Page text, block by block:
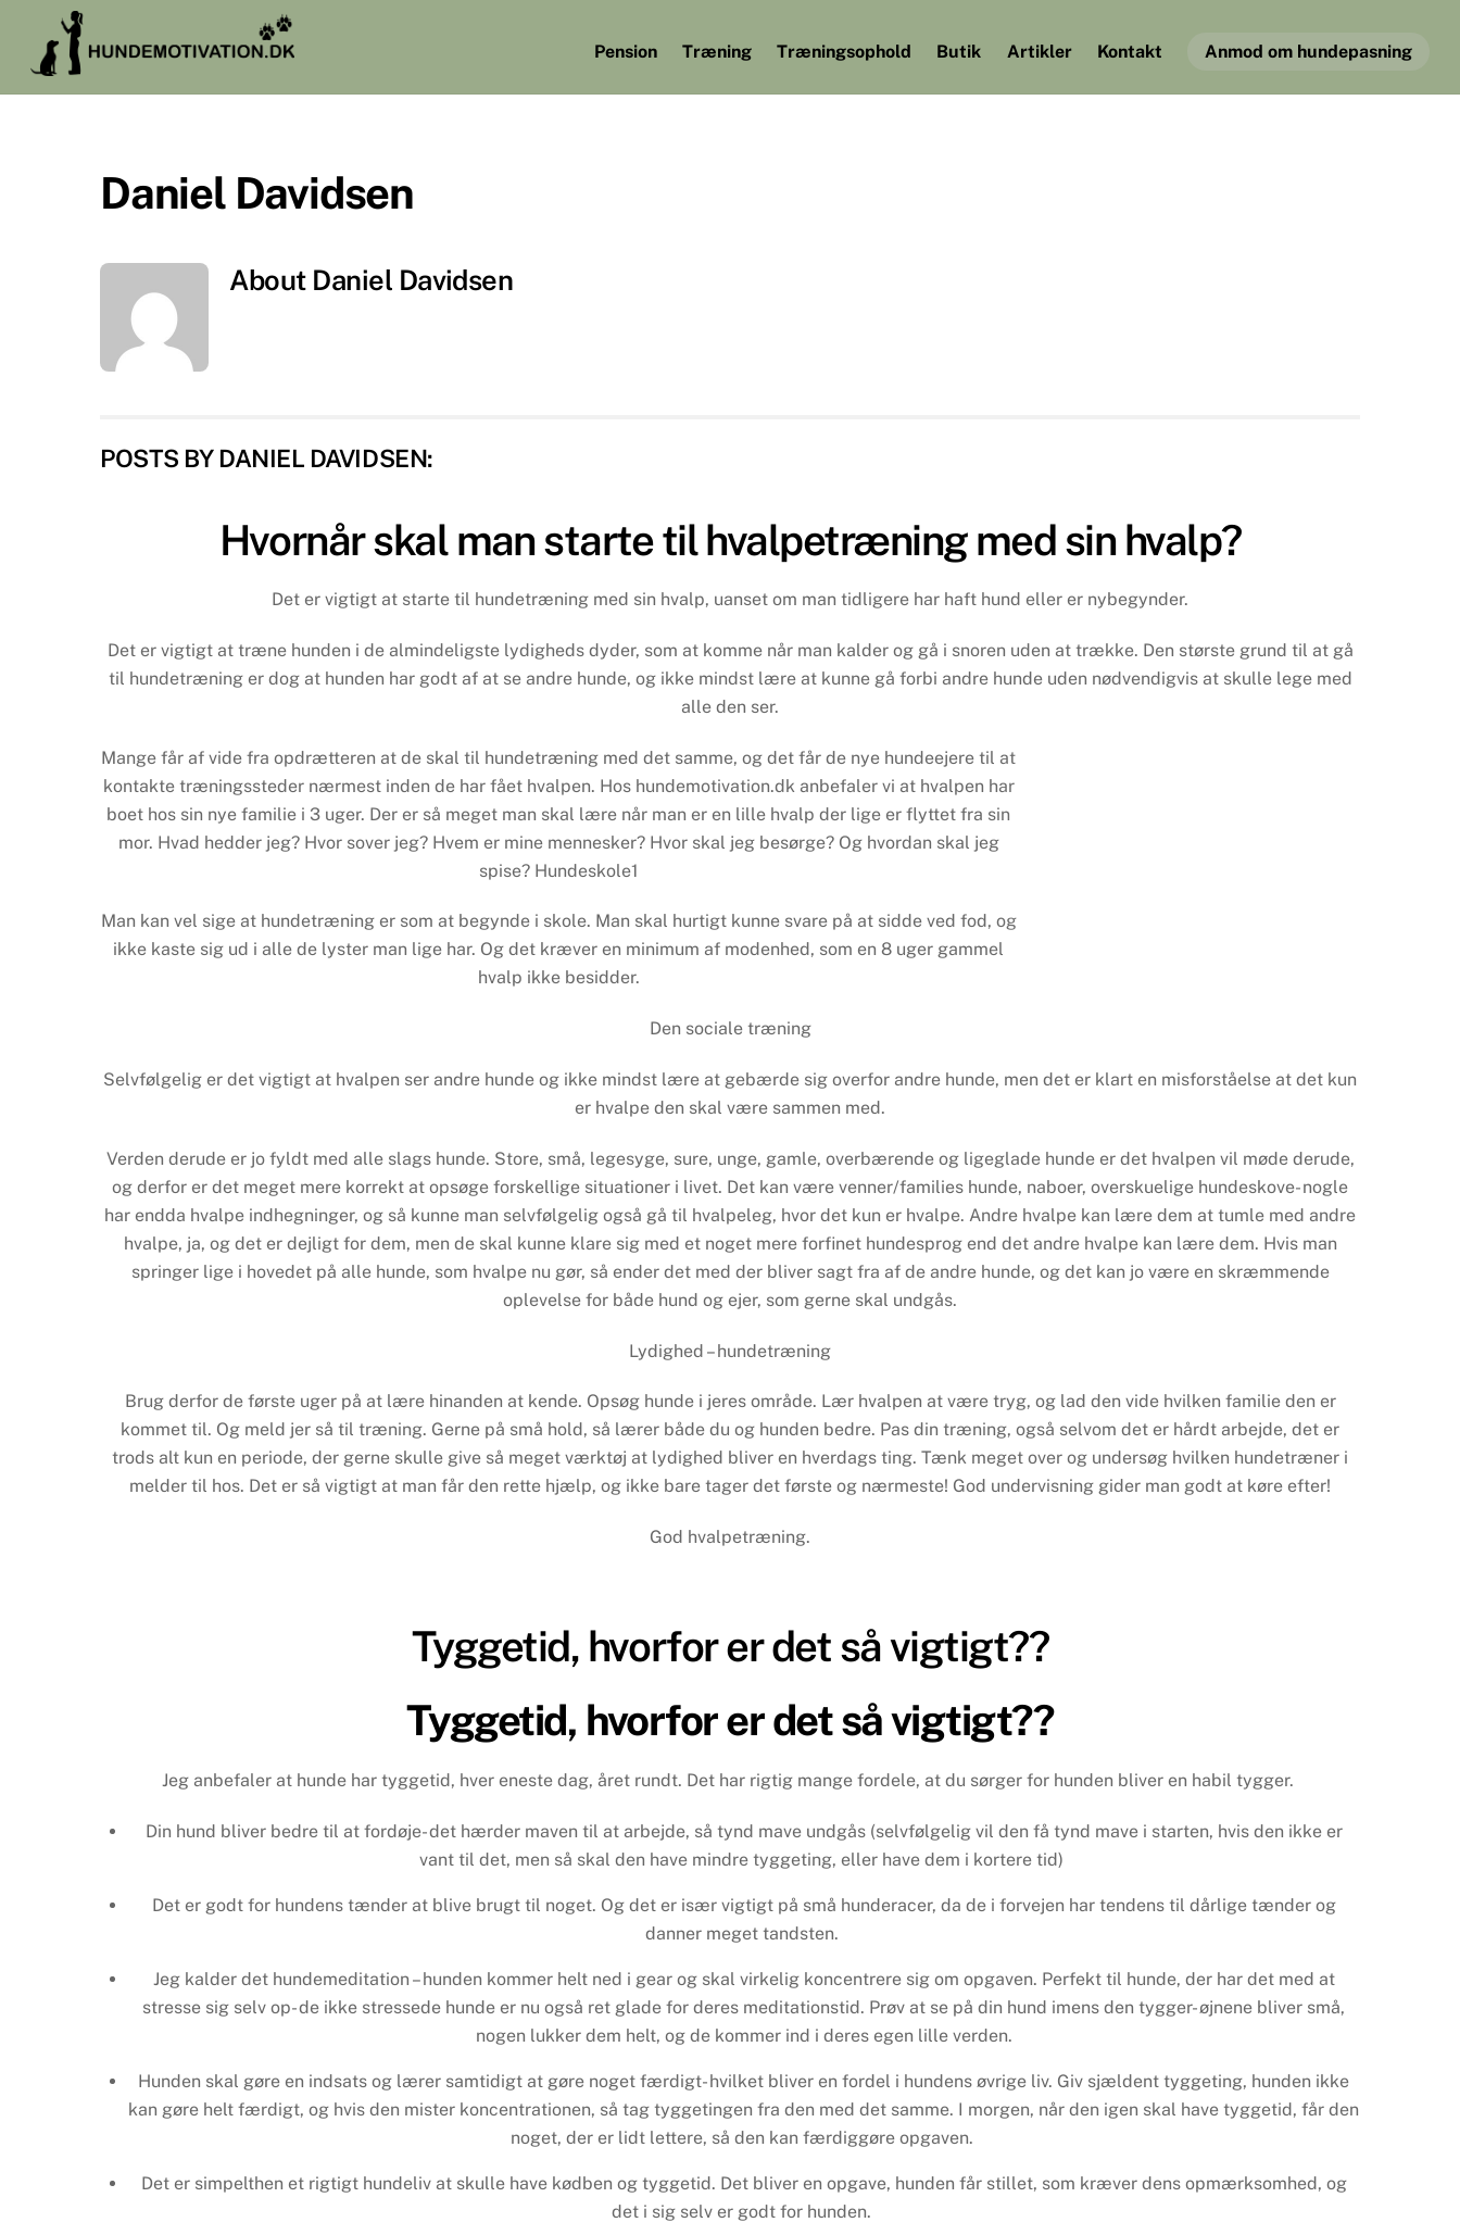
content
Pension Træning Træningsophold Butik Artikler Kontakt Anmod om hundepasning
Daniel Davidsen
About Daniel Davidsen
POSTS BY DANIEL DAVIDSEN:
Hvornår skal man starte til hvalpetræning med sin hvalp?
Det er vigtigt at starte til hundetræning med sin hvalp, uanset om man tidligere har haft hund eller er nybegynder.
Det er vigtigt at træne hunden i de almindeligste lydigheds dyder, som at komme når man kalder og gå i snoren uden at trække. Den største grund til at gå
til hundetræning er dog at hunden har godt af at se andre hunde, og ikke mindst lære at kunne gå forbi andre hunde uden nødvendigvis at skulle lege med
alle den ser.
Mange får af vide fra opdrætteren at de skal til hundetræning med det samme, og det får de nye hundeejere til at
kontakte træningssteder nærmest inden de har fået hvalpen. Hos hundemotivation.dk anbefaler vi at hvalpen har
boet hos sin nye familie i 3 uger. Der er så meget man skal lære når man er en lille hvalp der lige er flyttet fra sin
mor. Hvad hedder jeg? Hvor sover jeg? Hvem er mine mennesker? Hvor skal jeg besørge? Og hvordan skal jeg
spise? Hundeskole1
Man kan vel sige at hundetræning er som at begynde i skole. Man skal hurtigt kunne svare på at sidde ved fod, og
ikke kaste sig ud i alle de lyster man lige har. Og det kræver en minimum af modenhed, som en 8 uger gammel
hvalp ikke besidder.
Den sociale træning
Selvfølgelig er det vigtigt at hvalpen ser andre hunde og ikke mindst lære at gebærde sig overfor andre hunde, men det er klart en misforståelse at det kun
er hvalpe den skal være sammen med.
Verden derude er jo fyldt med alle slags hunde. Store, små, legesyge, sure, unge, gamle, overbærende og ligeglade hunde er det hvalpen vil møde derude,
og derfor er det meget mere korrekt at opsøge forskellige situationer i livet. Det kan være venner/families hunde, naboer, overskuelige hundeskove- nogle
har endda hvalpe indhegninger, og så kunne man selvfølgelig også gå til hvalpeleg, hvor det kun er hvalpe. Andre hvalpe kan lære dem at tumle med andre
hvalpe, ja, og det er dejligt for dem, men de skal kunne klare sig med et noget mere forfinet hundesprog end det andre hvalpe kan lære dem. Hvis man
springer lige i hovedet på alle hunde, som hvalpe nu gør, så ender det med der bliver sagt fra af de andre hunde, og det kan jo være en skræmmende
oplevelse for både hund og ejer, som gerne skal undgås.
Lydighed – hundetræning
Brug derfor de første uger på at lære hinanden at kende. Opsøg hunde i jeres område. Lær hvalpen at være tryg, og lad den vide hvilken familie den er
kommet til. Og meld jer så til træning. Gerne på små hold, så lærer både du og hunden bedre. Pas din træning, også selvom det er hårdt arbejde, det er
trods alt kun en periode, der gerne skulle give så meget værktøj at lydighed bliver en hverdags ting. Tænk meget over og undersøg hvilken hundetræner i
melder til hos. Det er så vigtigt at man får den rette hjælp, og ikke bare tager det første og nærmeste! God undervisning gider man godt at køre efter!
God hvalpetræning.
Tyggetid, hvorfor er det så vigtigt??
Tyggetid, hvorfor er det så vigtigt??
Jeg anbefaler at hunde har tyggetid, hver eneste dag, året rundt. Det har rigtig mange fordele, at du sørger for hunden bliver en habil tygger.
Din hund bliver bedre til at fordøje- det hærder maven til at arbejde, så tynd mave undgås (selvfølgelig vil den få tynd mave i starten, hvis den ikke er
vant til det, men så skal den have mindre tyggeting, eller have dem i kortere tid)
Det er godt for hundens tænder at blive brugt til noget. Og det er især vigtigt på små hunderacer, da de i forvejen har tendens til dårlige tænder og
danner meget tandsten.
Jeg kalder det hundemeditation – hunden kommer helt ned i gear og skal virkelig koncentrere sig om opgaven. Perfekt til hunde, der har det med at
stresse sig selv op- de ikke stressede hunde er nu også ret glade for deres meditationstid. Prøv at se på din hund imens den tygger- øjnene bliver små,
nogen lukker dem helt, og de kommer ind i deres egen lille verden.
Hunden skal gøre en indsats og lærer samtidigt at gøre noget færdigt- hvilket bliver en fordel i hundens øvrige liv. Giv sjældent tyggeting, hunden ikke
kan gøre helt færdigt, og hvis den mister koncentrationen, så tag tyggetingen fra den med det samme. I morgen, når den igen skal have tyggetid, får den
noget, der er lidt lettere, så den kan færdiggøre opgaven.
Det er simpelthen et rigtigt hundeliv at skulle have kødben og tyggetid. Det bliver en opgave, hunden får stillet, som kræver dens opmærksomhed, og
det i sig selv er godt for hunden.